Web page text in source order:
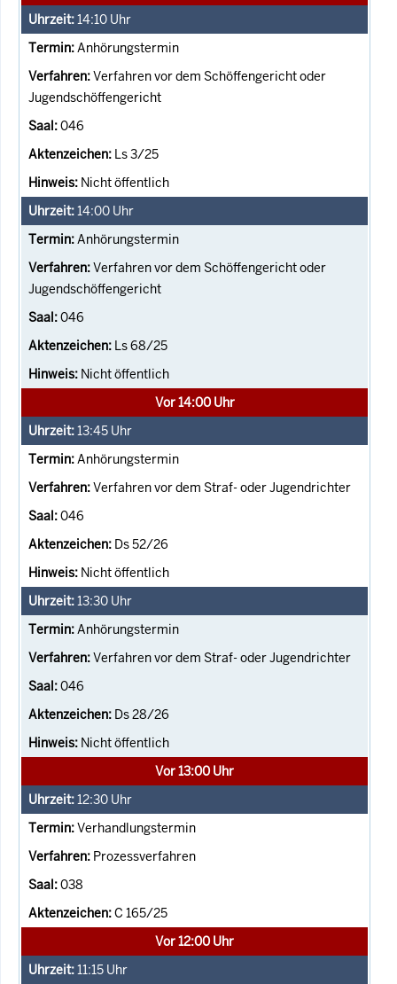
14:10 Uhr
Anhörungstermin
Verfahren vor dem Schöffengericht oder
Jugendschöffengericht
046
Ls 3/25
Nicht öffentlich
14:00 Uhr
Anhörungstermin
Verfahren vor dem Schöffengericht oder
Jugendschöffengericht
046
Ls 68/25
Nicht öffentlich
Vor 14:00 Uhr
13:45 Uhr
Anhörungstermin
Verfahren vor dem Straf- oder Jugendrichter
046
Ds 52/26
Nicht öffentlich
13:30 Uhr
Anhörungstermin
Verfahren vor dem Straf- oder Jugendrichter
046
Ds 28/26
Nicht öffentlich
Vor 13:00 Uhr
12:30 Uhr
Verhandlungstermin
Prozessverfahren
038
C 165/25
Vor 12:00 Uhr
11:15 Uhr